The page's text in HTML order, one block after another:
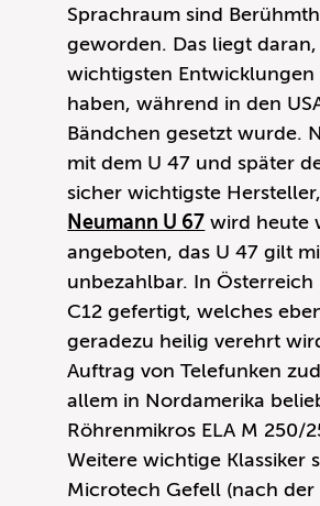
Sprachraum sind
geworden. Das liegt
wichtigsten
haben, während in den
Bändchen gesetzt wurde.
mit dem U 47 und später
sicher wichtigste
Neumann U 67 wird heute
angeboten, das U 47 gilt
unbezahlbar. In Österreich
C12 gefertigt, welches
geradezu heilig verehrt
Auftrag von Telefunken
allem in Nordamerika
Röhrenmikros ELA M 250/
Weitere wichtige Klassiker
Microtech Gefell (nach der